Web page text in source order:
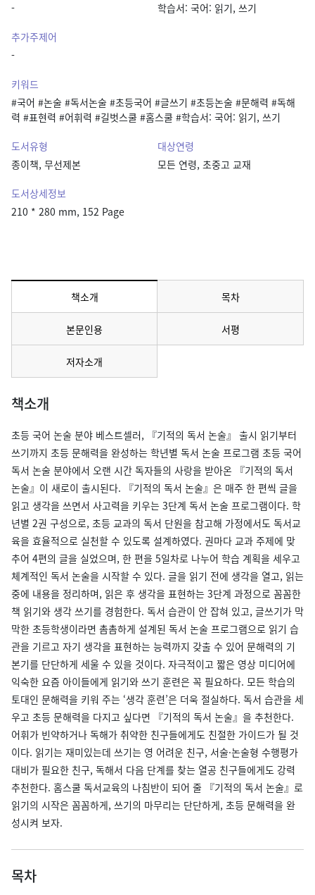
-
학습서: 국어: 읽기, 쓰기
추가주제어
-
키워드
#국어 #논술 #독서논술 #초등국어 #글쓰기 #초등논술 #문해력 #독해
력 #표현력 #어휘력 #길벗스쿨 #홈스쿨 #학습서: 국어: 읽기, 쓰기
도서유형
종이책, 무선제본
대상연령
모든 연령, 초중고 교재
도서상세정보
210 * 280 mm, 152 Page
책소개메뉴 선택됨 목차
본문인용 서평
저자소개
책소개
초등 국어 논술 분야 베스트셀러, 『기적의 독서 논술』 출시 읽기부터
쓰기까지 초등 문해력을 완성하는 학년별 독서 논술 프로그램 초등 국어
독서 논술 분야에서 오랜 시간 독자들의 사랑을 받아온 『기적의 독서
논술』이 새로이 출시된다. 『기적의 독서 논술』은 매주 한 편씩 글을
읽고 생각을 쓰면서 사고력을 키우는 3단계 독서 논술 프로그램이다. 학
년별 2권 구성으로, 초등 교과의 독서 단원을 참고해 가정에서도 독서교
육을 효율적으로 실천할 수 있도록 설계하였다. 권마다 교과 주제에 맞
추어 4편의 글을 실었으며, 한 편을 5일차로 나누어 학습 계획을 세우고
체계적인 독서 논술을 시작할 수 있다. 글을 읽기 전에 생각을 열고, 읽는
중에 내용을 정리하며, 읽은 후 생각을 표현하는 3단계 과정으로 꼼꼼한
책 읽기와 생각 쓰기를 경험한다. 독서 습관이 안 잡혀 있고, 글쓰기가 막
막한 초등학생이라면 촘촘하게 설계된 독서 논술 프로그램으로 읽기 습
관을 기르고 자기 생각을 표현하는 능력까지 갖출 수 있어 문해력의 기
본기를 단단하게 세울 수 있을 것이다. 자극적이고 짧은 영상 미디어에
익숙한 요즘 아이들에게 읽기와 쓰기 훈련은 꼭 필요하다. 모든 학습의
토대인 문해력을 키워 주는 ‘생각 훈련’은 더욱 절실하다. 독서 습관을 세
우고 초등 문해력을 다지고 싶다면 『기적의 독서 논술』을 추천한다.
어휘가 빈약하거나 독해가 취약한 친구들에게도 친절한 가이드가 될 것
이다. 읽기는 재미있는데 쓰기는 영 어려운 친구, 서술·논술형 수행평가
대비가 필요한 친구, 독해서 다음 단계를 찾는 열공 친구들에게도 강력
추천한다. 홈스쿨 독서교육의 나침반이 되어 줄 『기적의 독서 논술』로
읽기의 시작은 꼼꼼하게, 쓰기의 마무리는 단단하게, 초등 문해력을 완
성시켜 보자.
목차